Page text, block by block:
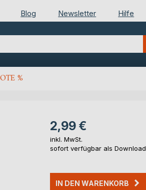
Blog Newsletter Hilfe
%
2,99 €
inkl. MwSt.
sofort verfügbar als Download
IN DEN WARENKORB